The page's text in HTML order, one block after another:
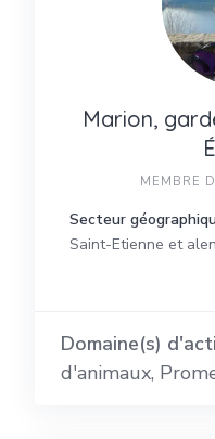
Marion,
MEMBRE
Secteur
Saint-Etienne et
Domaine(s)
d'animaux,